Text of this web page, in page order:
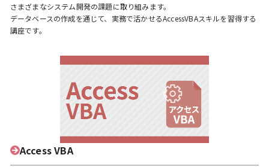
さまざまなシステム開発の課題に取り組みます。
データベースの作成を通じて、実務で活かせるAccessVBAスキルを習得する
講座です。
Access VBA